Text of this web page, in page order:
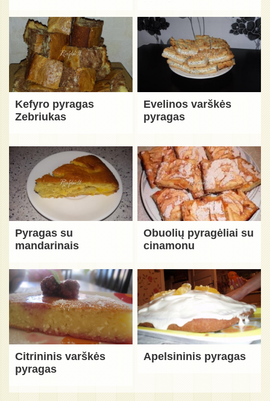
Kefyro pyragas
Zebriukas
Evelinos varškės
pyragas
Pyragas su
mandarinais
Obuolių pyragėliai su
cinamonu
Citrininis varškės
pyragas
Apelsininis pyragas